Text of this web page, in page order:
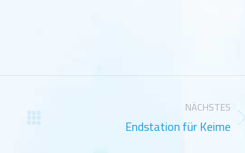
NÄCHSTES
Endstation für Keime